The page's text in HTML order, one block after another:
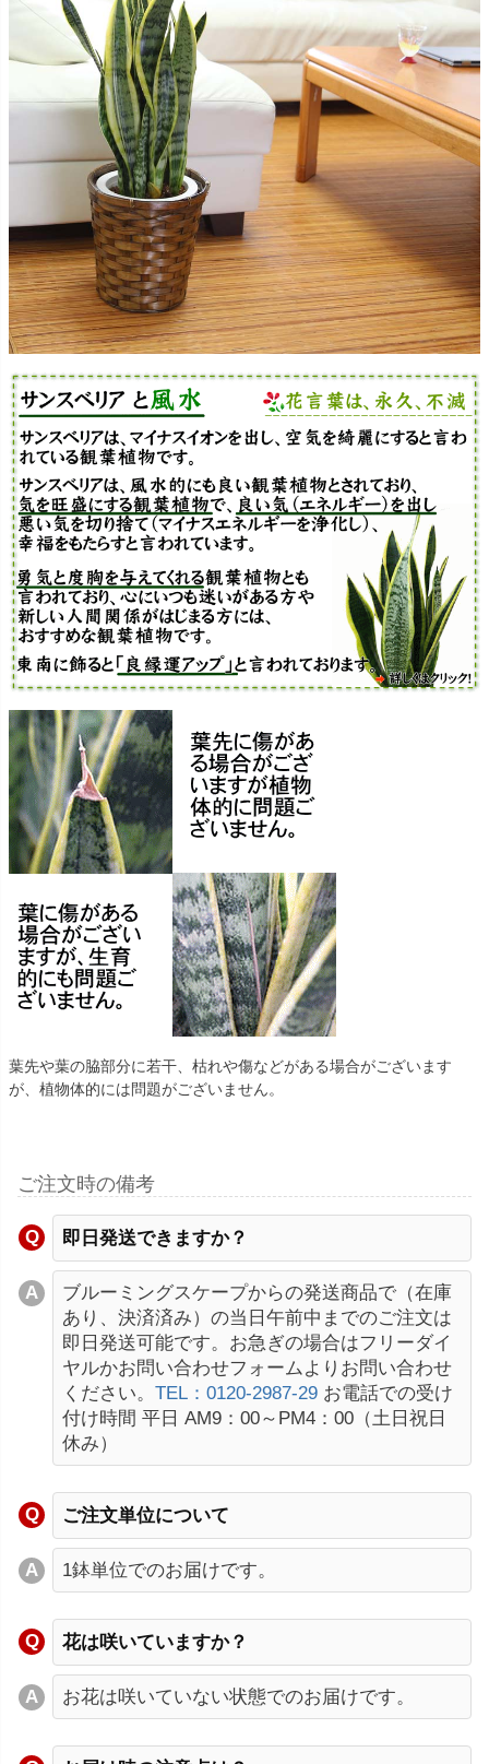
葉先や葉の脇部分に若干、枯れや傷などがある場合がございます
が、植物体的には問題がございません。
ご注文時の備考
即日発送できますか？
ブルーミングスケープからの発送商品で（在庫
あり、決済済み）の当日午前中までのご注文は
即日発送可能です。お急ぎの場合はフリーダイ
ヤルかお問い合わせフォームよりお問い合わせ
ください。 TEL：0120-2987-29 お電話での受け
付け時間 平日 AM9：00～PM4：00（土日祝日
休み）
ご注文単位について
1鉢単位でのお届けです。
花は咲いていますか？
お花は咲いていない状態でのお届けです。